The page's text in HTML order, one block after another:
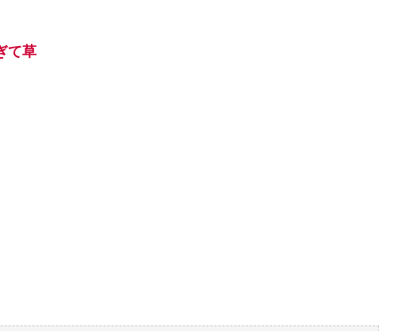
て草